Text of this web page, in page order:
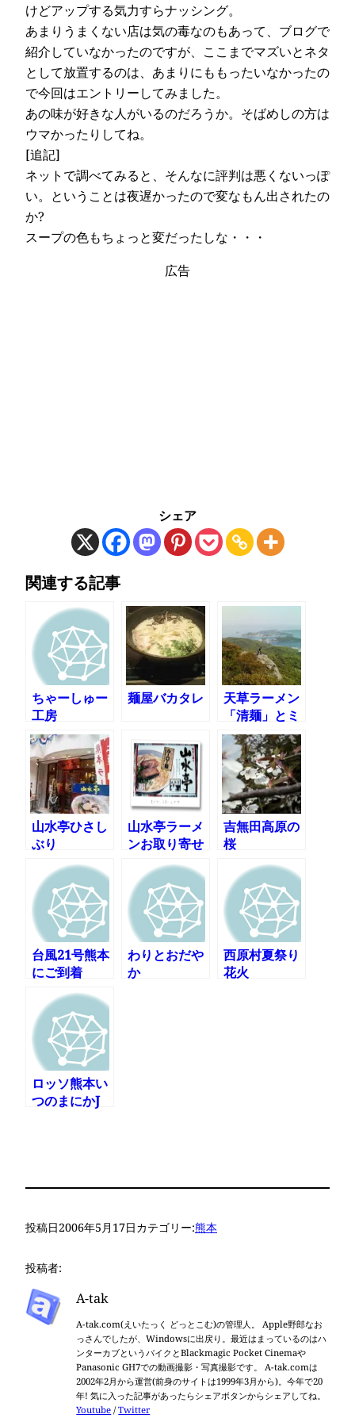
けどアップする気力すらナッシング。
あまりうまくない店は気の毒なのもあって、ブログで
紹介していなかったのですが、ここまでマズいとネタ
として放置するのは、あまりにももったいなかったの
で今回はエントリーしてみました。
あの味が好きな人がいるのだろうか。そばめしの方は
ウマかったりしてね。
[追記]
ネットで調べてみると、そんなに評判は悪くないっぽ
い。ということは夜遅かったので変なもん出されたの
か?
スープの色もちょっと変だったしな・・・
広告
シェア
関連する記事
ちゃーしゅー
工房
麺屋バカタレ
天草ラーメン
「清麺」とミ
ューイ天文台
山水亭ひさし
ぶり
山水亭ラーメ
ンお取り寄せ
吉無田高原の
桜
台風21号熊本
にご到着
わりとおだや
か
西原村夏祭り
花火
ロッソ熊本い
つのまにかJ
投稿日2006年5月17日カテゴリー:熊本
投稿者:
A-tak
A-tak.com(えいたっく どっとこむ)の管理人。 Apple野郎なお
っさんでしたが、Windowsに出戻り。最近はまっているのはハ
ンターカブというバイクとBlackmagic Pocket Cinemaや
Panasonic GH7での動画撮影・写真撮影です。 A-tak.comは
2002年2月から運営(前身のサイトは1999年3月から)。今年で20
年! 気に入った記事があったらシェアボタンからシェアしてね。
Youtube /Twitter